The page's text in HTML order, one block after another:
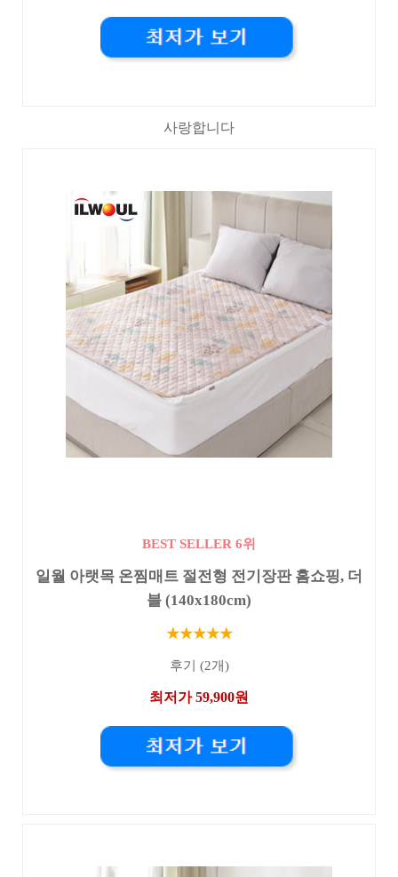
사랑합니다
BEST SELLER 6위
일월 아랫목 온찜매트 절전형 전기장판 홈쇼핑, 더
블 (140x180cm)
★★★★★
후기 (2개)
최저가 59,900원